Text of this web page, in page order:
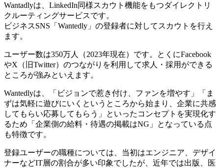
Wantadlyは、LinkedIn同様スカウト機能をもつダイレクトリ
クルーティングサービスです。
ビジネスSNS「Wantedly」の登録者に対してスカウトを行え
ます。
ユーザー数は350万人（2023年現在）です。とくにFacebook
やX（旧Twitter）のつながりを利用して求人・採用ができる
ところが強みといえます。
Wantedlyは、「ビジョンで惹き付け、ファンを増やす」「ま
ずは気軽に遊びにいくというところから始まり、企業に共感
してもらい応募してもらう」といったコンセプトを実現化す
るため「企業側の給料・待遇の掲載はNG」となっている点
も特徴です。
登録ユーザーの職種については、当初はエンジニア、デザイ
ナーなどIT層の割合が多い印象でしたが、近年では出版、医